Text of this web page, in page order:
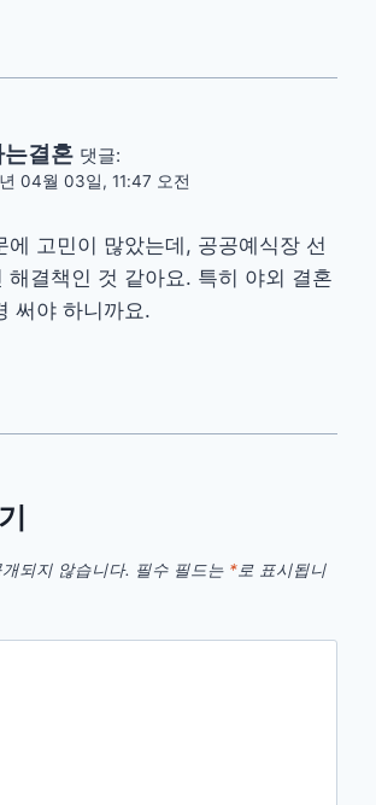
는결혼 댓글:
04월 03일, 11:47 오전
에 고민이 많았는데, 공공예식장 선
해결책인 것 같아요. 특히 야외 결혼
써야 하니까요.
되지 않습니다. 필수 필드는 *로 표시됩니